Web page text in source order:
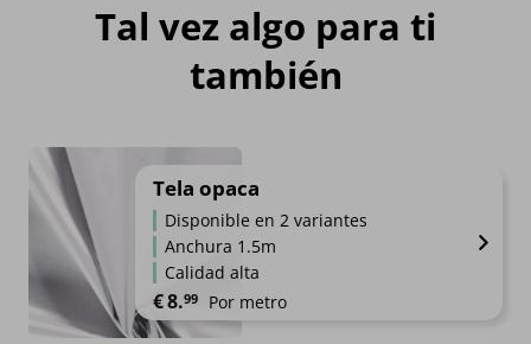
Tal vez algo para ti
también
Tela opaca
Disponible en 2 variantes
Anchura 1.5m
Calidad alta
€8.99 Por metro